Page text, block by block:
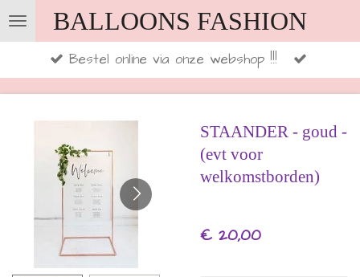
Ga
direct
BALLOONS FASHION
Bestel online via onze webshop !!!
STAANDER - goud -
(evt voor
welkomstborden)
€ 20,00